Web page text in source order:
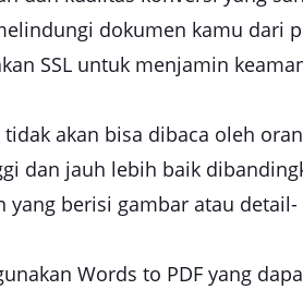
dokumen kamu dari
SSL untuk menjamin
akan bisa dibaca oleh
dan jauh lebih baik
berisi gambar atau
Words to PDF yang